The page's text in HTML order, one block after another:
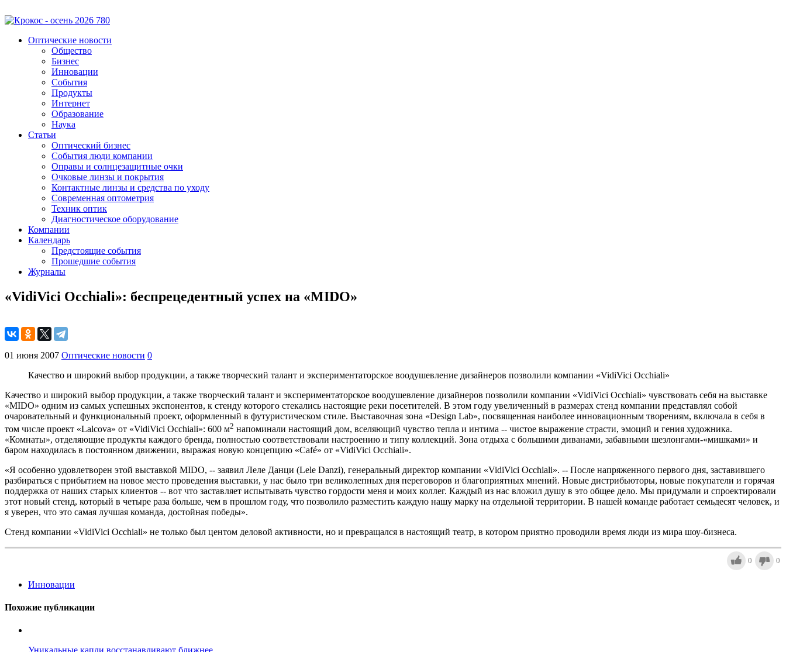
Оптические новости
Общество
Бизнес
Инновации
События
Продукты
Интернет
Образование
Наука
Статьи
Оптический бизнес
События люди компании
Оправы и солнцезащитные очки
Очковые линзы и покрытия
Контактные линзы и средства по уходу
Современная оптометрия
Техник оптик
Диагностическое оборудование
Компании
Календарь
Предстоящие события
Прошедшие события
Журналы
«VidiVici Occhiali»: беспрецедентный успех на «MIDO»
01 июня 2007 Оптические новости 0
Качество и широкий выбор продукции, а также творческий талант и экспериментаторское воодушевление дизайнеров позволили компании «VidiVici Occhiali»
Качество и широкий выбор продукции, а также творческий талант и экспериментаторское воодушевление дизайнеров позволили компании «VidiVici Occhiali» чувствовать себя на выставке
«MIDO» одним из самых успешных экспонентов, к стенду которого стекались настоящие реки посетителей. В этом году увеличенный в размерах стенд компании представлял собой
очаровательный и функциональный проект, оформленный в футуристическом стиле. Выставочная зона «Design Lab», посвященная наиболее инновационным творениям, включала в себя в
том числе проект «Lalcova» от «VidiVici Occhiali»: 600 м2 напоминали настоящий дом, вселяющий чувство тепла и интима -- чистое выражение страсти, эмоций и гения художника.
«Комнаты», отделяющие продукты каждого бренда, полностью соответствовали настроению и типу коллекций. Зона отдыха с большими диванами, забавными шезлонгами-«мишками» и
баром находилась в постоянном движении, выражая новую концепцию «Café» от «VidiVici Occhiali».
«Я особенно удовлетворен этой выставкой MIDO, -- заявил Леле Данци (Lele Danzi), генеральный директор компании «VidiVici Occhiali». -- После напряженного первого дня, заставившего
разбираться с прибытием на новое место проведения выставки, у нас было три великолепных дня переговоров и благоприятных мнений. Новые дистрибьюторы, новые покупатели и горячая
поддержка от наших старых клиентов -- вот что заставляет испытывать чувство гордости меня и моих коллег. Каждый из нас вложил душу в это общее дело. Мы придумали и спроектировали
этот новый стенд, который в четыре раза больше, чем в прошлом году, что позволило разместить каждую нашу марку на отдельной территории. В нашей команде работает семьдесят человек, и
я уверен, что это самая лучшая команда, достойная победы».
Стенд компании «VidiVici Occhiali» не только был центом деловой активности, но и превращался в настоящий театр, в котором приятно проводили время люди из мира шоу-бизнеса.
0 0
Инновации
Похожие публикации